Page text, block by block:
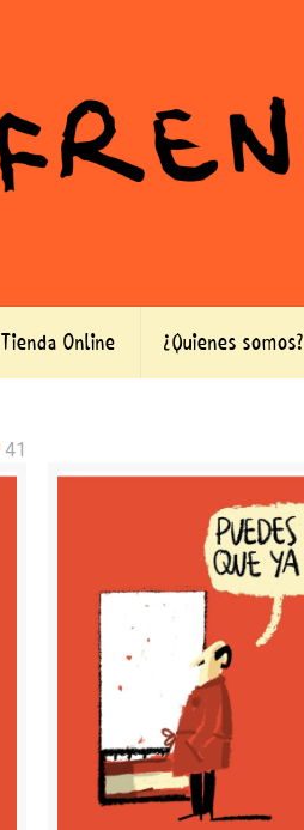
Tienda Online ¿Quienes somos?
41